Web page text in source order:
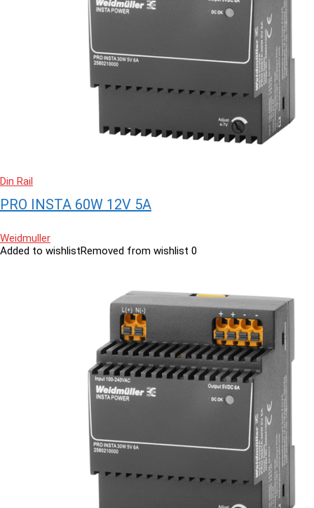
Din Rail
PRO INSTA 60W 12V 5A
Weidmuller
Added to wishlistRemoved from wishlist 0